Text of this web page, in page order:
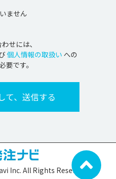
ません
せには、
個人情報の取扱い への
要です。
Inc. All Rights Reserved